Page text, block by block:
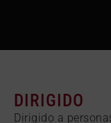
DIRIGIDO
Dirigido a